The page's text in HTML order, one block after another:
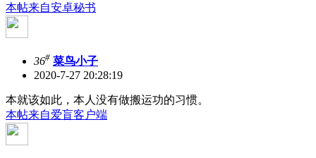
本帖来自安卓秘书
36# 菜鸟小子
2020-7-27 20:28:19
本就该如此，本人没有做搬运功的习惯。
本帖来自爱盲客户端